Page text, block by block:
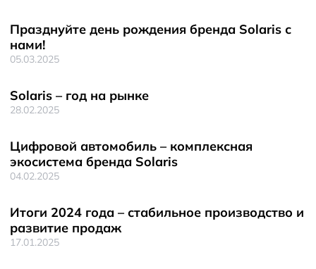
Празднуйте день рождения бренда Solaris с
нами!
05.03.2025
Solaris – год на рынке
28.02.2025
Цифровой автомобиль – комплексная
экосистема бренда Solaris
04.02.2025
Итоги 2024 года – стабильное производство и
развитие продаж
17.01.2025